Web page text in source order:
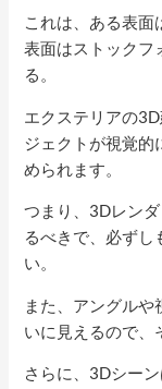
これは、ある表面
表面はストックフ
る。
エクステリアの
ジェクトが視覚的
められます。
つまり、3Dレン
るべきで、必ずし
い。
また、アングル
いに見えるので、
さらに、3Dシー